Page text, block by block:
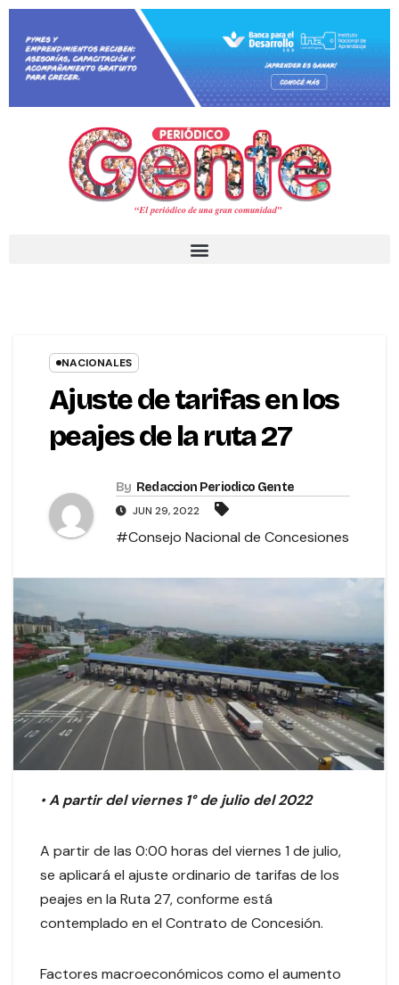
NACIONALES
Ajuste de tarifas en los
peajes de la ruta 27
By Redaccion Periodico Gente
JUN 29, 2022
#Consejo Nacional de Concesiones
•A partir del viernes 1° de julio del 2022
A partir de las 0:00 horas del viernes 1 de julio,
se aplicará el ajuste ordinario de tarifas de los
peajes en la Ruta 27, conforme está
contemplado en el Contrato de Concesión.
Factores macroeconómicos como el aumento